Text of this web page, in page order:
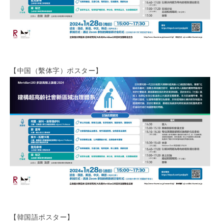
【中国（繫体字）ポスター】
【韓国語ポスター】